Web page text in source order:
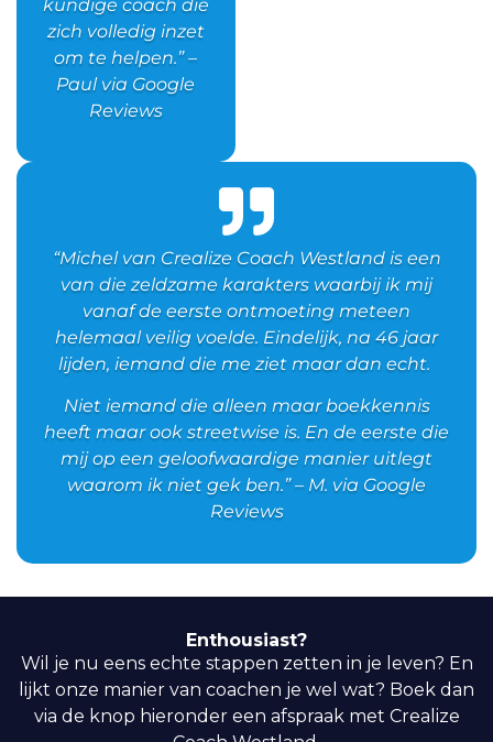
kundige coach die
zich volledig inzet
om te helpen.” –
Paul via Google
Reviews
“Michel van Crealize Coach Westland is een
van die zeldzame karakters waarbij ik mij
vanaf de eerste ontmoeting meteen
helemaal veilig voelde. Eindelijk, na 46 jaar
lijden, iemand die me ziet maar dan echt.
Niet iemand die alleen maar boekkennis
heeft maar ook streetwise is. En de eerste die
mij op een geloofwaardige manier uitlegt
waarom ik niet gek ben.” – M. via Google
Reviews
Enthousiast?
Wil je nu eens echte stappen zetten in je leven? En
lijkt onze manier van coachen je wel wat? Boek dan
via de knop hieronder een afspraak met Crealize